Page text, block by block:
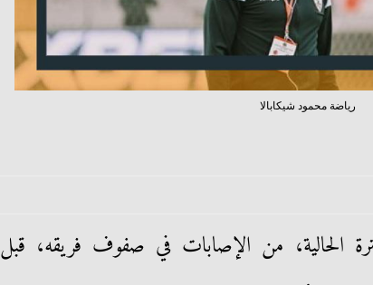
رياضة محمود شيكابالا
الحالية، من الإصابات في صفوف فريقه، قبل